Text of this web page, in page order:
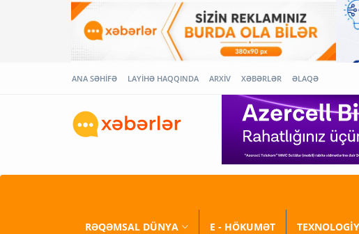
ANA SƏHİFƏ LAYİHƏ HAQQINDA ARXİV XƏBƏRLƏR ƏLAQƏ
RƏQƏMSAL DÜNYA E - HÖKUMƏT